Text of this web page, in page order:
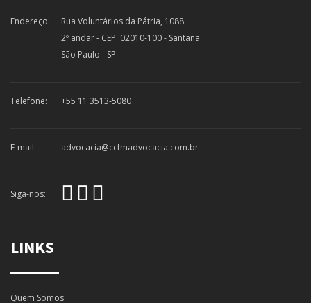
Endereço:
Rua Voluntários da Pátria, 1088
2º andar - CEP: 02010-100 - Santana
São Paulo - SP
Telefone: +55 11 3513-5080
E-mail: advocacia@ccfmadvocacia.com.br
Siga-nos:
LINKS
Quem Somos